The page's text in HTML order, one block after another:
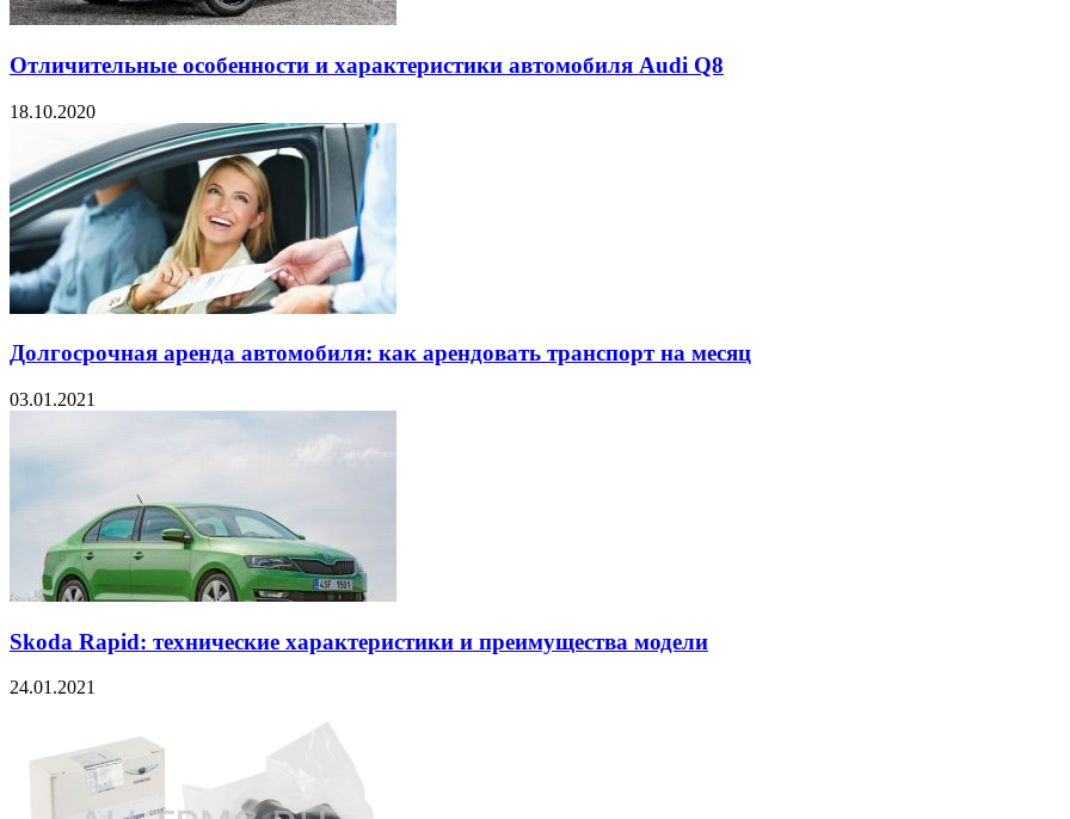
Отличительные особенности и характеристики автомобиля Audi Q8
18.10.2020
Долгосрочная аренда автомобиля: как арендовать транспорт на месяц
03.01.2021
Skoda Rapid: технические характеристики и преимущества модели
24.01.2021